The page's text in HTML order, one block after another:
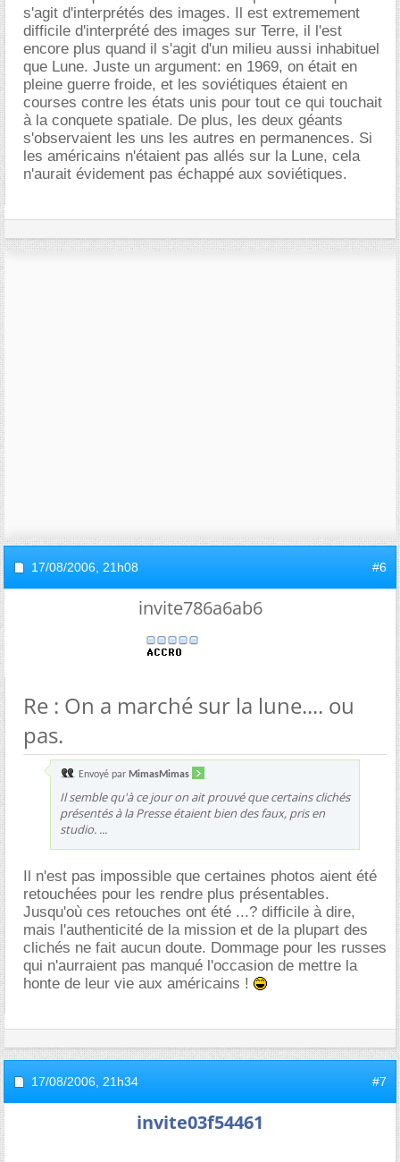
s'agit d'interprétés des images. Il est extremement
difficile d'interprété des images sur Terre, il l'est
encore plus quand il s'agit d'un milieu aussi inhabituel
que Lune. Juste un argument: en 1969, on était en
pleine guerre froide, et les soviétiques étaient en
courses contre les états unis pour tout ce qui touchait
à la conquete spatiale. De plus, les deux géants
s'observaient les uns les autres en permanences. Si
les américains n'étaient pas allés sur la Lune, cela
n'aurait évidement pas échappé aux soviétiques.
17/08/2006, 21h08 #6
invite786a6ab6
Re : On a marché sur la lune.... ou
pas.
Envoyé par MimasMimas
Il semble qu'à ce jour on ait prouvé que certains clichés
présentés à la Presse étaient bien des faux, pris en
studio. ...
Il n'est pas impossible que certaines photos aient été
retouchées pour les rendre plus présentables.
Jusqu'où ces retouches ont été ...? difficile à dire,
mais l'authenticité de la mission et de la plupart des
clichés ne fait aucun doute. Dommage pour les russes
qui n'aurraient pas manqué l'occasion de mettre la
honte de leur vie aux américains !
17/08/2006, 21h34 #7
invite03f54461